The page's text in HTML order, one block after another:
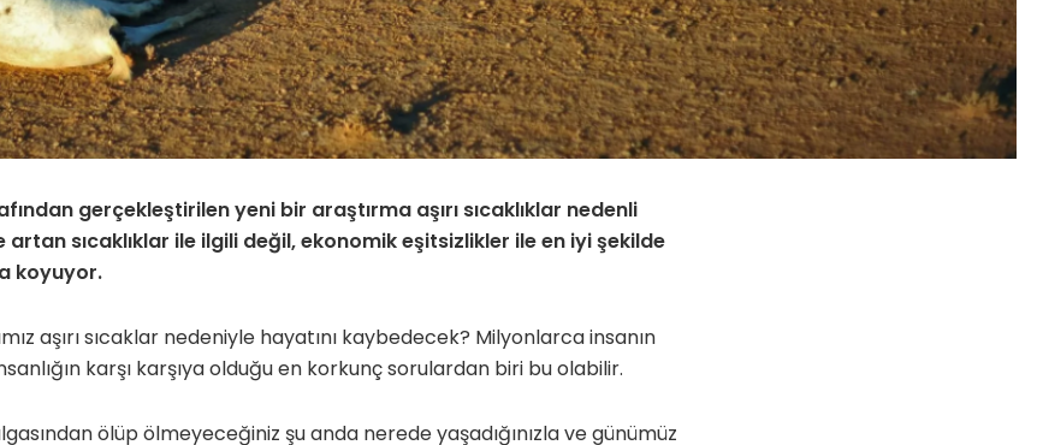
gerçekleştirilen yeni bir araştırma aşırı sıcaklıklar nedenli
artan sıcaklıklar ile ilgili değil, ekonomik eşitsizlikler ile en iyi şekilde
koyuyor.
aşırı sıcaklar nedeniyle hayatını kaybedecek? Milyonlarca insanın
karşı karşıya olduğu en korkunç sorulardan biri bu olabilir.
ölüp ölmeyeceğiniz şu anda nerede yaşadığınızla ve günümüz